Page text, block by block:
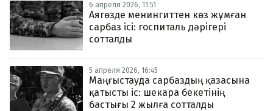
6 апреля 2026, 11:51
Аягөзде менингиттен көз жұмған
сарбаз ісі: госпиталь дәрігері
сотталды
5 апреля 2026, 16:45
Маңғыстауда сарбаздың қазасына
қатысты іс: шекара бекетінің
бастығы 2 жылға сотталды